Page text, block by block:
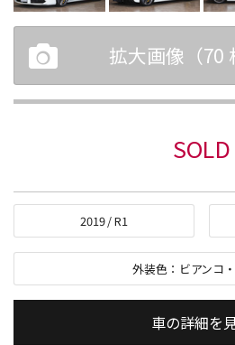
拡大画像（70
SOLD
2019/R1
外装色： ビアンコ
車の詳細を